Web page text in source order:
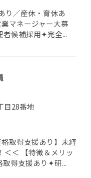
り／産休・育休あ
マネージャー大募
者候補採用✦完全...
目28番地
取得支援あり】未経
＜＜ 【特徴＆メリッ
得支援あり✦研...